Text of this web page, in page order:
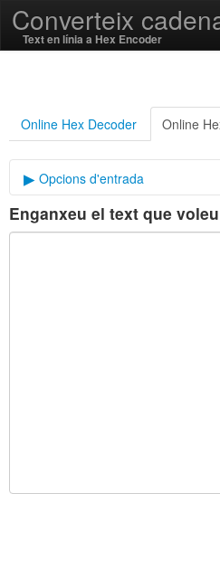
Converteix
Text en línia a Hex Encoder
Català
SSL On
Encode / Decode
Online Hex Decoder Online
Opcions d'entrada
Delimitador
Enganxeu el text que